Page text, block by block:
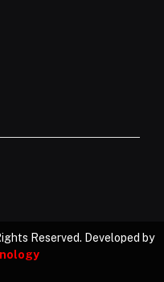
Reserved. Developed by